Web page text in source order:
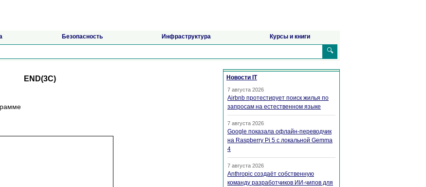
Безопасность Инфраструктура Курсы и книги
🔍
END(3C) Новости IT
7 августа 2026
Airbnb протестирует поиск жилья по
запросам на естественном языке
7 августа 2026
Google показала офлайн-переводчик
на Raspberry Pi 5 с локальной Gemma
4
7 августа 2026
Anthropic создаёт собственную
команду разработчиков ИИ-чипов для